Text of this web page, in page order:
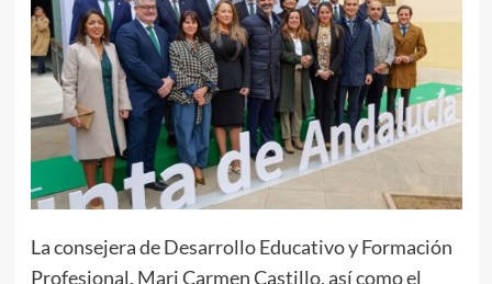
La consejera de Desarrollo Educativo y Formación
Profesional, Mari Carmen Castillo, así como el